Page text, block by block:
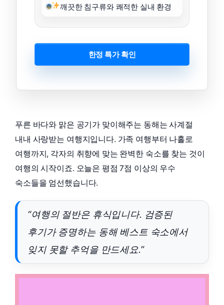
깨끗한 침구류와 쾌적한 실내 환경
한정 특가 확인
푸른 바다와 맑은 공기가 맞이해주는 동해는 사계절
내내 사랑받는 여행지입니다. 가족 여행부터 나홀로
여행까지, 각자의 취향에 맞는 완벽한 숙소를 찾는 것이
여행의 시작이죠. 오늘은 평점 7점 이상의 우수
숙소들을 엄선했습니다.
“여행의 절반은 휴식입니다. 검증된
후기가 증명하는 동해 베스트 숙소에서
잊지 못할 추억을 만드세요.”